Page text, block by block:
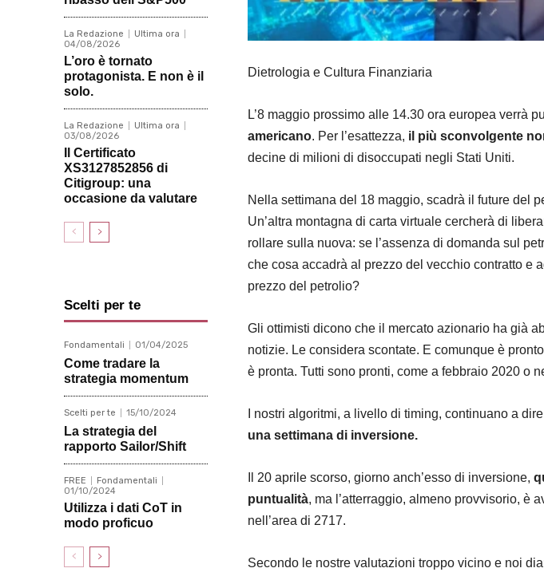
La Redazione
Ultima ora
04/08/2026
L’oro è tornato
protagonista. E non è il
solo.
La Redazione
Ultima ora
03/08/2026
Il Certificato
XS3127852856 di
Citigroup: una
occasione da valutare
Scelti per te
Fondamentali 01/04/2025
Come tradare la
strategia momentum
Scelti per te 15/10/2024
La strategia del
rapporto Sailor/Shift
FREE
Fondamentali
01/10/2024
Utilizza i dati CoT in
modo proficuo
Dietrologia e Cultura Finanziaria
L’8 maggio prossimo alle 14.30 ora europea verrà
americano. Per l’esattezza, il più sconvolgente
decine di milioni di disoccupati negli Stati Uniti.
Nella settimana del 18 maggio, scadrà il future del
Un’altra montagna di carta virtuale cercherà di
rollare sulla nuova: se l’assenza di domanda sul
che cosa accadrà al prezzo del vecchio contratto e
prezzo del petrolio?
Gli ottimisti dicono che il mercato azionario ha già
notizie. Le considera scontate. E comunque è
è pronta. Tutti sono pronti, come a febbraio 2020 o
I nostri algoritmi, a livello di timing, continuano a
una settimana di inversione.
Il 20 aprile scorso, giorno anch’esso di inversione,
puntualità, ma l’atterraggio, almeno provvisorio, è
nell’area di 2717.
Secondo le nostre valutazioni troppo vicino e noi